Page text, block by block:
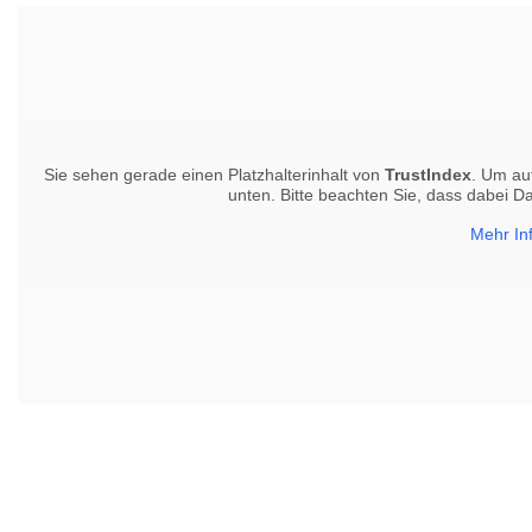
Sie sehen gerade einen Platzhalterinhalt vonTrustIndex . Um
unten. Bitte beachten Sie, dass dabei
Mehr